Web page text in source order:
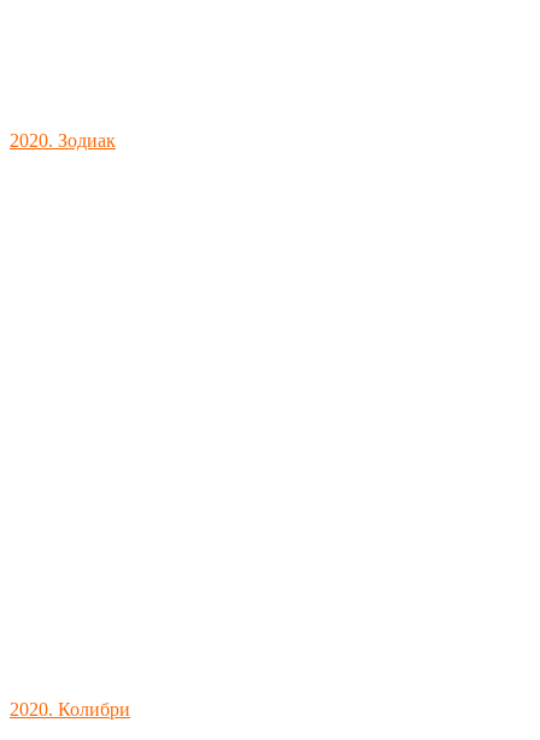
2020. Зодиак
2020. Колибри